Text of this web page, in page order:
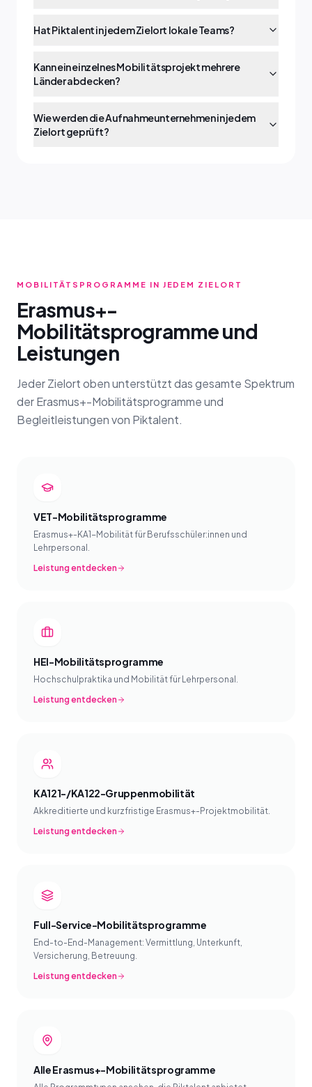
Hat Piktalent in jedem Zielort lokale Teams?
Kann ein einzelnes Mobilitätsprojekt mehrere
Länder abdecken?
Wie werden die Aufnahmeunternehmen in jedem
Zielort geprüft?
MOBILITÄTSPROGRAMME IN JEDEM ZIELORT
Erasmus+-
Mobilitätsprogramme und
Leistungen
Jeder Zielort oben unterstützt das gesamte Spektrum
der Erasmus+-Mobilitätsprogramme und
Begleitleistungen von Piktalent.
VET-Mobilitätsprogramme
Erasmus+-KA1-Mobilität für Berufsschüler:innen und
Lehrpersonal.
Leistung entdecken
HEI-Mobilitätsprogramme
Hochschulpraktika und Mobilität für Lehrpersonal.
Leistung entdecken
KA121-/KA122-Gruppenmobilität
Akkreditierte und kurzfristige Erasmus+-Projektmobilität.
Leistung entdecken
Full-Service-Mobilitätsprogramme
End-to-End-Management: Vermittlung, Unterkunft,
Versicherung, Betreuung.
Leistung entdecken
Alle Erasmus+-Mobilitätsprogramme